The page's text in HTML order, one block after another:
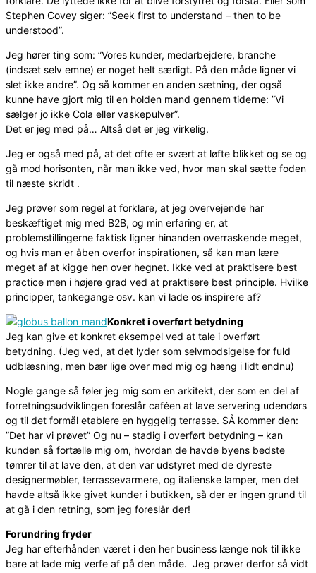
Stephen Covey siger: ”Seek first to understand – then to be
understood”.
Jeg hører ting som: ”Vores kunder, medarbejdere, branche
(indsæt selv emne) er noget helt særligt. På den måde ligner vi
slet ikke andre”. Og så kommer en anden sætning, der også
kunne have gjort mig til en holden mand gennem tiderne: ”Vi
sælger jo ikke Cola eller vaskepulver”.
Det er jeg med på… Altså det er jeg virkelig.
Jeg er også med på, at det ofte er svært at løfte blikket og se og
gå mod horisonten, når man ikke ved, hvor man skal sætte foden
til næste skridt .
Jeg prøver som regel at forklare, at jeg overvejende har
beskæftiget mig med B2B, og min erfaring er, at
problemstillingerne faktisk ligner hinanden overraskende meget,
og hvis man er åben overfor inspirationen, så kan man lære
meget af at kigge hen over hegnet. Ikke ved at praktisere best
practice men i højere grad ved at praktisere best principle. Hvilke
principper, tankegange osv. kan vi lade os inspirere af?
Konkret i overført betydning
Jeg kan give et konkret eksempel ved at tale i overført
betydning. (Jeg ved, at det lyder som selvmodsigelse for fuld
udblæsning, men bær lige over med mig og hæng i lidt endnu)
Nogle gange så føler jeg mig som en arkitekt, der som en del af
forretningsudviklingen foreslår caféen at lave servering udendørs
og til det formål etablere en hyggelig terrasse. SÅ kommer den:
”Det har vi prøvet” Og nu – stadig i overført betydning – kan
kunden så fortælle mig om, hvordan de havde byens bedste
tømrer til at lave den, at den var udstyret med de dyreste
designermøbler, terrassevarmere, og italienske lamper, men det
havde altså ikke givet kunder i butikken, så der er ingen grund til
at gå i den retning, som jeg foreslår der!
Forundring fryder
Jeg har efterhånden været i den her business længe nok til ikke
bare at lade mig verfe af på den måde. Jeg prøver derfor så vidt